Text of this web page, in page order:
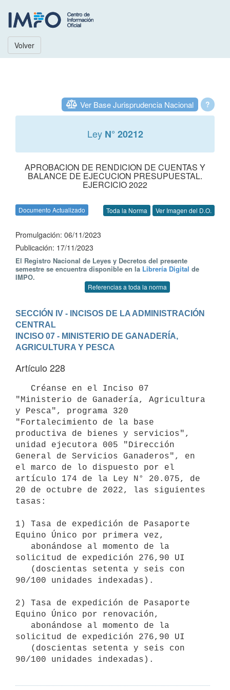
Volver
?
Ver Base Jurisprudencia Nacional
Ley N° 20212
APROBACION DE RENDICION DE CUENTAS Y
BALANCE DE EJECUCION PRESUPUESTAL.
EJERCICIO 2022
Documento Actualizado Toda la Norma Ver Imagen del D.O.
Promulgación: 06/11/2023
Publicación: 17/11/2023
El Registro Nacional de Leyes y Decretos del presente
semestre se encuentra disponible en la Librería Digital de
IMPO.
Referencias a toda la norma
SECCIÓN IV - INCISOS DE LA ADMINISTRACIÓN
CENTRAL
INCISO 07 - MINISTERIO DE GANADERÍA,
AGRICULTURA Y PESCA
Artículo 228
"Ministerio de Ganadería, Agricultura
y Pesca", programa 320
"Fortalecimiento de la base
productiva de bienes y servicios",
unidad ejecutora 005 "Dirección
General de Servicios Ganaderos", en
el marco de lo dispuesto por el
artículo 174 de la Ley N° 20.075, de
20 de octubre de 2022, las siguientes
tasas:
1) Tasa de expedición de Pasaporte
Equino Único por primera vez,
solicitud de expedición 276,90 UI
90/100 unidades indexadas).
2) Tasa de expedición de Pasaporte
Equino Único por renovación,
solicitud de expedición 276,90 UI